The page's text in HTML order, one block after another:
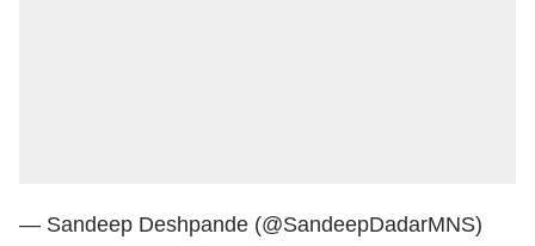
— Sandeep Deshpande (@SandeepDadarMNS)